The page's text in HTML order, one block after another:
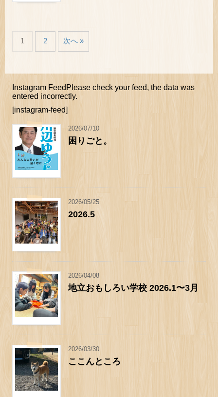
1 2 次へ »
Instagram FeedPlease check your feed, the data was
entered incorrectly.
[instagram-feed]
2026/07/10
困りごと。
2026/05/25
2026.5
2026/04/08
地立おもしろい学校 2026.1〜3月
2026/03/30
ここんところ